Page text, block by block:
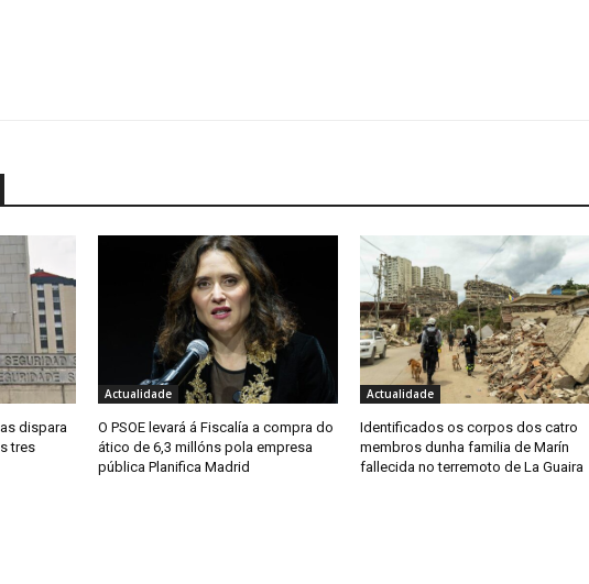
dispara
tres
Actualidade
O PSOE levará á Fiscalía a compra do
ático de 6,3 millóns pola empresa
pública Planifica Madrid
Actualidade
Identificados os corpos dos catro
membros dunha familia de Marín
fallecida no terremoto de La Guaira